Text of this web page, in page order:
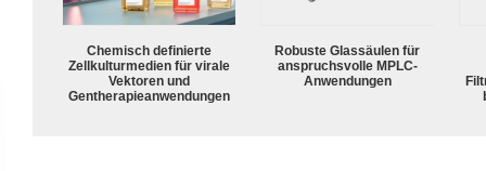
Chemisch definierte
Zellkulturmedien für virale
Vektoren und
Gentherapieanwendungen
Robuste Glassäulen für
anspruchsvolle MPLC-
Anwendungen